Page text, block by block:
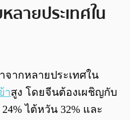
ลายประเทศใน
จากหลายประเทศใน
าสูง โดยจีนต้องเผชิญกับ
ไต้หวัน 32% และ